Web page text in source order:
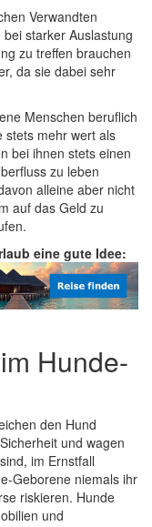
Verwandten
starker Auslastung
zu treffen brauchen
da sie dabei sehr
Menschen beruflich
stets mehr wert als
bei ihnen stets einen
zu leben
alleine aber nicht
auf das Geld zu
eine gute Idee:
Hunde-
den Hund
und wagen
im Ernstfall
Geborene niemals ihr
riskieren. Hunde
und